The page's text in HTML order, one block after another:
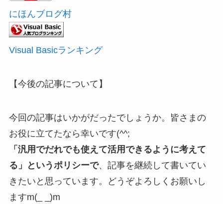
にほんブログ村
Visual Basicランキング
【今後の記事について】
今回の記事はいかがだったでしょうか。皆さまの
お役に立てたなら幸いです(^^;
「汎用でだれでも使えて活用できるように考えて
る」というポリシーで、記事を継続して書いてい
きたいと思っています。どうぞよろしくお願いし
ますm(_ _)m